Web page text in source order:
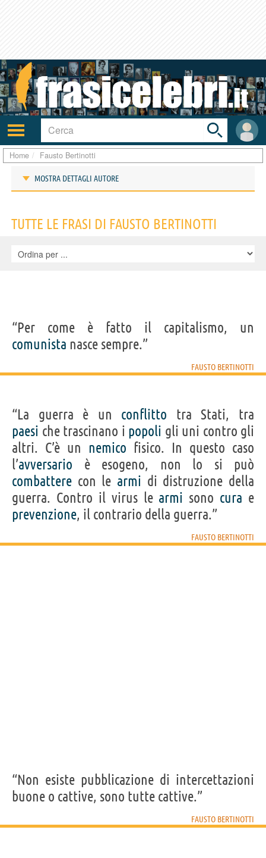
Attiva/disattiva
navigazione
User
area
Toggle
search
bar
Home Fausto Bertinotti
MOSTRA DETTAGLI AUTORE
IDENTIKIT E DATI ANAGRAFICI
Nome
Fausto
Cognome Bertinotti
Nazionalità italiana
Frasi, citazioni e aforismi di Fausto Bertinotti
16 IN ITALIANO
“Una vecchia battuta diceva che in Italia tra
riformisti e rivoluzionari non c'è gran differenza: i
primi non fanno le riforme, i secondi non fanno le
rivoluzioni.”
FAUSTO BERTINOTTI
TUTTE LE FRASI DI FAUSTO BERTINOTTI
“Per come è fatto il capitalismo, un
comunista nasce sempre.”
FAUSTO BERTINOTTI
“La guerra è un conflitto tra Stati, tra
paesi che trascinano i popoli gli uni contro gli
altri. C’è un nemico fisico. In questo caso
l’avversario è esogeno, non lo si può
combattere con le armi di distruzione della
guerra. Contro il virus le armi sono cura e
prevenzione, il contrario della guerra.”
FAUSTO BERTINOTTI
“Non esiste pubblicazione di intercettazioni
buone o cattive, sono tutte cattive.”
FAUSTO BERTINOTTI